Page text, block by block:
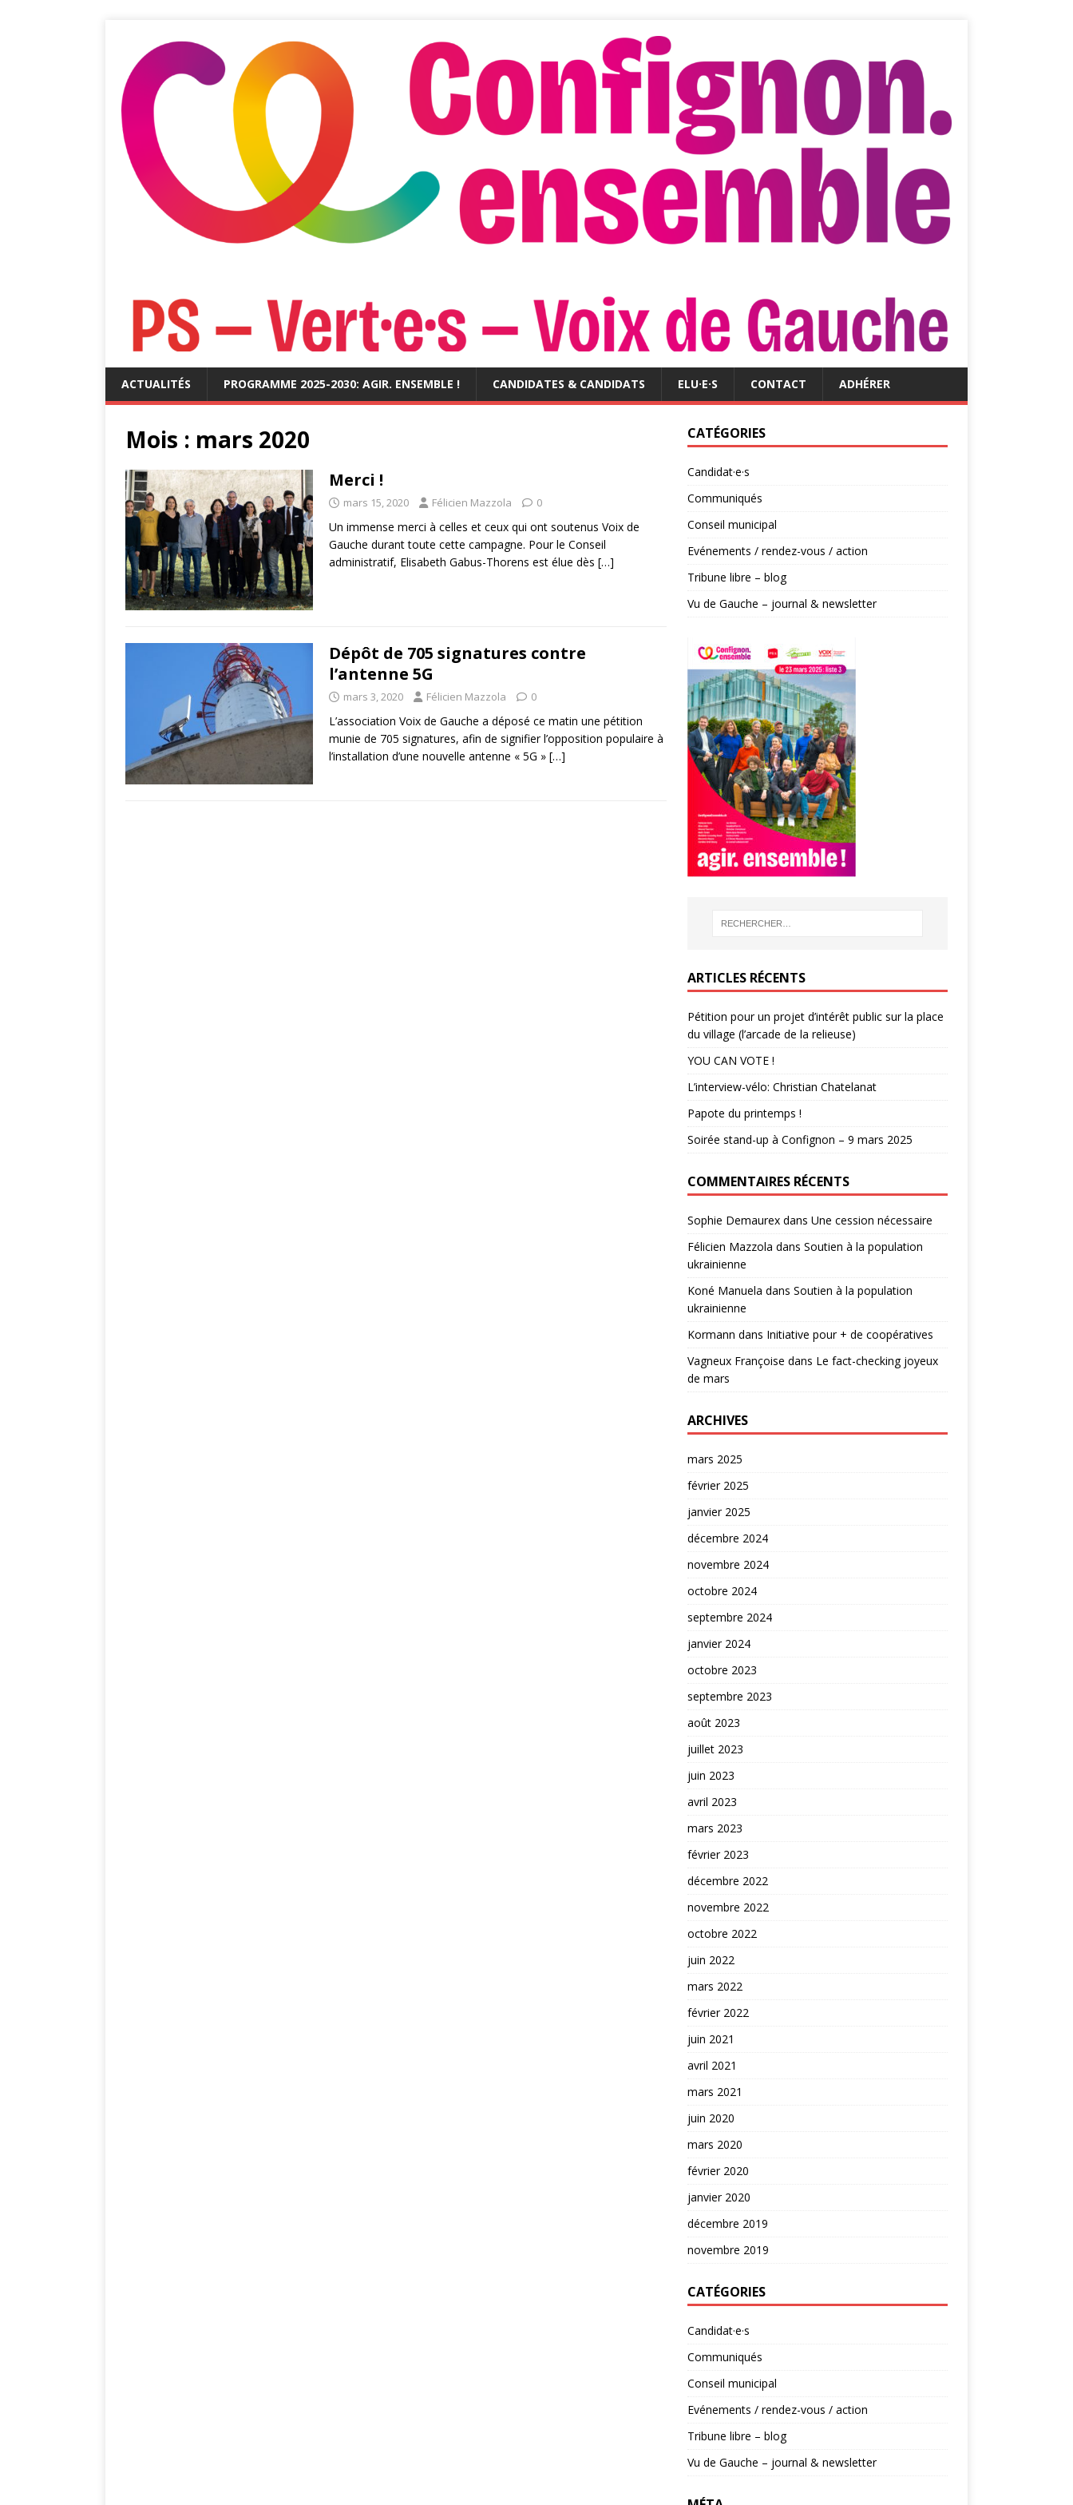
ACTUALITÉS PROGRAMME 2025-2030: AGIR. ENSEMBLE ! CANDIDATES & CANDIDATS ELU·E·S CONTACT ADHÉRER
Mois : mars 2020
Merci !
mars 15, 2020 Félicien Mazzola 0
Un immense merci à celles et ceux qui ont soutenus Voix de
Gauche durant toute cette campagne. Pour le Conseil
administratif, Elisabeth Gabus-Thorens est élue dès […]
Dépôt de 705 signatures contre
l’antenne 5G
mars 3, 2020 Félicien Mazzola 0
L’association Voix de Gauche a déposé ce matin une pétition
munie de 705 signatures, afin de signifier l’opposition populaire à
l’installation d’une nouvelle antenne « 5G » […]
CATÉGORIES
Candidat·e·s
Communiqués
Conseil municipal
Evénements / rendez-vous / action
Tribune libre – blog
Vu de Gauche – journal & newsletter
ARTICLES RÉCENTS
Pétition pour un projet d’intérêt public sur la place
du village (l’arcade de la relieuse)
YOU CAN VOTE !
L’interview-vélo: Christian Chatelanat
Papote du printemps !
Soirée stand-up à Confignon – 9 mars 2025
COMMENTAIRES RÉCENTS
Sophie Demaurexdans Une cession nécessaire
Félicien Mazzola dans Soutien à la population
ukrainienne
Koné Manuela dans Soutien à la population
ukrainienne
Kormann dans Initiative pour + de coopératives
Vagneux Françoise dans Le fact-checking joyeux
de mars
ARCHIVES
mars 2025
février 2025
janvier 2025
décembre 2024
novembre 2024
octobre 2024
septembre 2024
janvier 2024
octobre 2023
septembre 2023
août 2023
juillet 2023
juin 2023
avril 2023
mars 2023
février 2023
décembre 2022
novembre 2022
octobre 2022
juin 2022
mars 2022
février 2022
juin 2021
avril 2021
mars 2021
juin 2020
mars 2020
février 2020
janvier 2020
décembre 2019
novembre 2019
CATÉGORIES
Candidat·e·s
Communiqués
Conseil municipal
Evénements / rendez-vous / action
Tribune libre – blog
Vu de Gauche – journal & newsletter